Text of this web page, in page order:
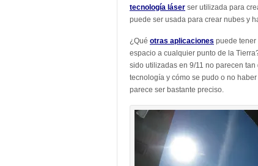
tecnología láser ser utilizada para
puede ser usada para crear nubes y
¿Qué otras aplicaciones puede
espacio a cualquier punto de la
sido utilizadas en 9/11 no parecen
tecnología y cómo se pudo o no
parece ser bastante preciso.